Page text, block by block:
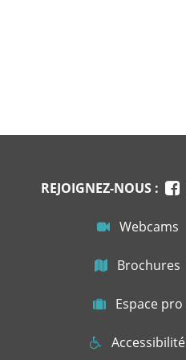
REJOIGNEZ-NOUS :
Webcams
Brochures
Espace pro
Accessibilité